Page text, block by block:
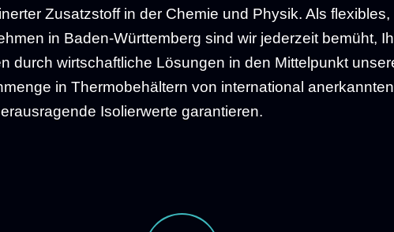
Zusatzstoff in der Chemie und Physik. Als flexibles,
in Baden-Württemberg sind wir jederzeit bemüht,
durch wirtschaftliche Lösungen in den Mittelpunkt
in Thermobehältern von international anerkannten
Isolierwerte garantieren.